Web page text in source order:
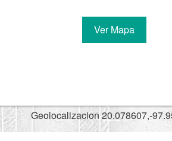
Ver Mapa
Geolocalizacion 20.078607,-